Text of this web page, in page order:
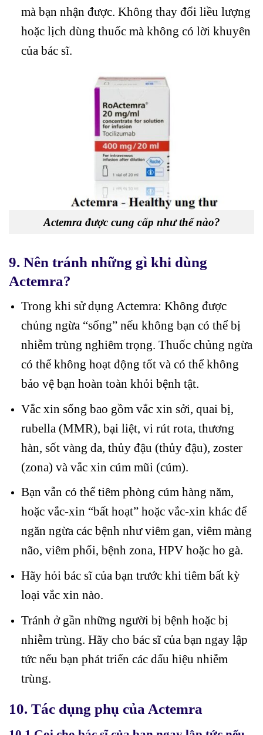
mà bạn nhận được. Không thay đổi liều lượng
hoặc lịch dùng thuốc mà không có lời khuyên
của bác sĩ.
Actemra được cung cấp như thế nào?
9. Nên tránh những gì khi dùng
Actemra?
Trong khi sử dụng Actemra: Không được
chủng ngừa “sống” nếu không bạn có thể bị
nhiễm trùng nghiêm trọng. Thuốc chủng ngừa
có thể không hoạt động tốt và có thể không
bảo vệ bạn hoàn toàn khỏi bệnh tật.
Vắc xin sống bao gồm vắc xin sởi, quai bị,
rubella (MMR), bại liệt, vi rút rota, thương
hàn, sốt vàng da, thủy đậu (thủy đậu), zoster
(zona) và vắc xin cúm mũi (cúm).
Bạn vẫn có thể tiêm phòng cúm hàng năm,
hoặc vắc-xin “bất hoạt” hoặc vắc-xin khác để
ngăn ngừa các bệnh như viêm gan, viêm màng
não, viêm phổi, bệnh zona, HPV hoặc ho gà.
Hãy hỏi bác sĩ của bạn trước khi tiêm bất kỳ
loại vắc xin nào.
Tránh ở gần những người bị bệnh hoặc bị
nhiễm trùng. Hãy cho bác sĩ của bạn ngay lập
tức nếu bạn phát triển các dấu hiệu nhiễm
trùng.
10. Tác dụng phụ của Actemra